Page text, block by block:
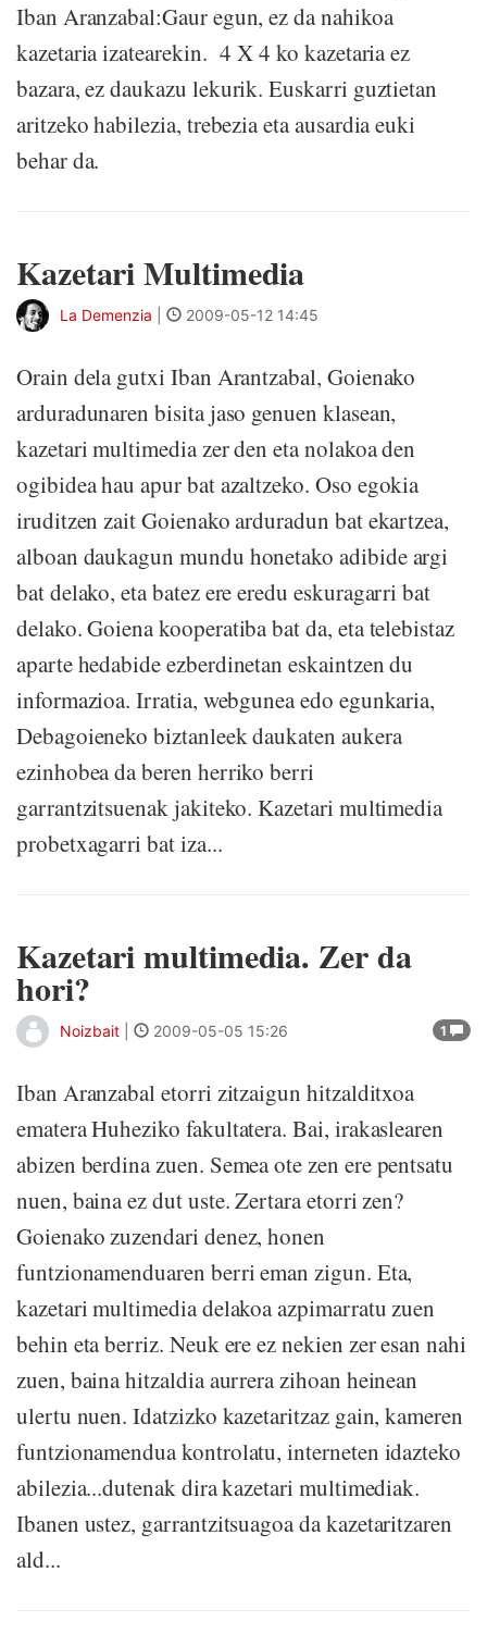
Iban Aranzabal:Gaur egun, ez da nahikoa
kazetaria izatearekin. 4 X 4 ko kazetaria ez
bazara, ez daukazu lekurik. Euskarri guztietan
aritzeko habilezia, trebezia eta ausardia euki
behar da.
Kazetari Multimedia
La Demenzia 2009-05-12 14:45
Orain dela gutxi Iban Arantzabal, Goienako
arduradunaren bisita jaso genuen klasean,
kazetari multimedia zer den eta nolakoa den
ogibidea hau apur bat azaltzeko. Oso egokia
iruditzen zait Goienako arduradun bat ekartzea,
alboan daukagun mundu honetako adibide argi
bat delako, eta batez ere eredu eskuragarri bat
delako. Goiena kooperatiba bat da, eta telebistaz
aparte hedabide ezberdinetan eskaintzen du
informazioa. Irratia, webgunea edo egunkaria,
Debagoieneko biztanleek daukaten aukera
ezinhobea da beren herriko berri
garrantzitsuenak jakiteko. Kazetari multimedia
probetxagarri bat iza...
Kazetari multimedia. Zer da
hori?
1
Noizbait 2009-05-05 15:26
Iban Aranzabal etorri zitzaigun hitzalditxoa
ematera Huheziko fakultatera. Bai, irakaslearen
abizen berdina zuen. Semea ote zen ere pentsatu
nuen, baina ez dut uste. Zertara etorri zen?
Goienako zuzendari denez, honen
funtzionamenduaren berri eman zigun. Eta,
kazetari multimedia delakoa azpimarratu zuen
behin eta berriz. Neuk ere ez nekien zer esan nahi
zuen, baina hitzaldia aurrera zihoan heinean
ulertu nuen. Idatzizko kazetaritzaz gain, kameren
funtzionamendua kontrolatu, interneten idazteko
abilezia...dutenak dira kazetari multimediak.
Ibanen ustez, garrantzitsuagoa da kazetaritzaren
ald...